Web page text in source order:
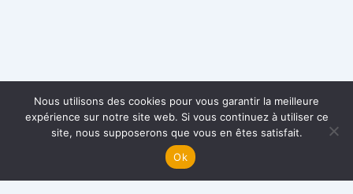
Nous utilisons des cookies pour vous garantir la meilleure
expérience sur notre site web. Si vous continuez à utiliser ce
site, nous supposerons que vous en êtes satisfait.
Ok